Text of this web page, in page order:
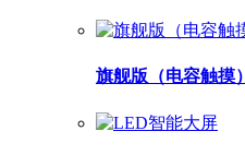
旗舰版（电容触摸）